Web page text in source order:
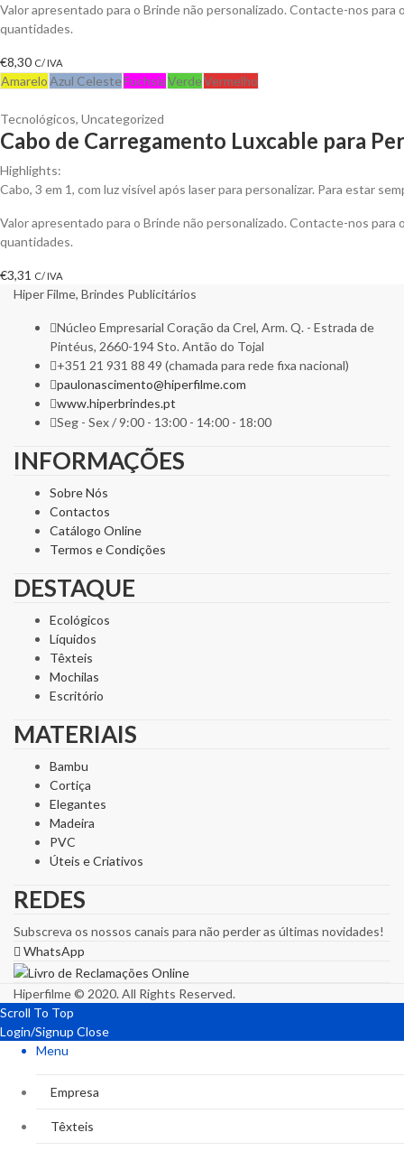
Valor apresentado para o Brinde não personalizado. Contacte-nos
quantidades.
€8,30 C/ IVA
AmareloAzul CelesteFuchsiaVerdeVermelho
Tecnológicos, Uncategorized
Cabo de Carregamento Luxcable para
Highlights:
Cabo, 3 em 1, com luz visível após laser para personalizar. Para estar
Valor apresentado para o Brinde não personalizado. Contacte-nos
quantidades.
€3,31 C/ IVA
Hiper Filme, Brindes Publicitários
Núcleo Empresarial Coração da Crel, Arm. Q. - Estrada de
Pintéus, 2660-194 Sto. Antão do Tojal
+351 21 931 88 49 (chamada para rede fixa nacional)
paulonascimento@hiperfilme.com
www.hiperbrindes.pt
Seg - Sex / 9:00 - 13:00 - 14:00 - 18:00
INFORMAÇÕES
Sobre Nós
Contactos
Catálogo Online
Termos e Condições
DESTAQUE
Ecológicos
Líquidos
Têxteis
Mochilas
Escritório
MATERIAIS
Bambu
Cortiça
Elegantes
Madeira
PVC
Úteis e Criativos
REDES
Subscreva os nossos canais para não perder as últimas novidades!
WhatsApp
Hiperfilme © 2020. All Rights Reserved.
Scroll To Top
Login/Signup Close
Menu
Empresa
Têxteis